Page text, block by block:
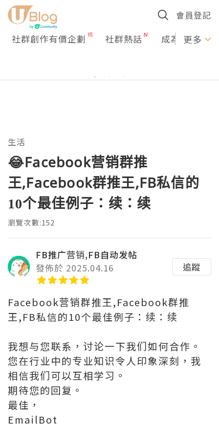
會員登記
社群創作有價企劃 社群熱話 成為U更多
生活
😂Facebook营销群推
王,Facebook群推王,FB私信的
10个最佳例子：续：续
瀏覽次數:152
FB推广营销,FB自动发帖
發佈於 2025.04.16
追蹤
Facebook营销群推王,Facebook群推
王,FB私信的10个最佳例子：续：续
我想与您联系，讨论一下我们如何合作。
您在行业中的专业知识令人印象深刻，我
相信我们可以互相学习。
期待您的回复。
最佳，
EmailBot